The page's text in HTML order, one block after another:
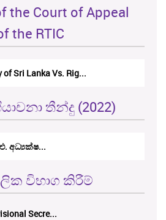
the Court of Appeal
the RTIC
of Sri Lanka Vs. Rig...
තීන්දු (2022)
අධ්‍යක්ෂ...
විභාග කිරීම්
Secre...